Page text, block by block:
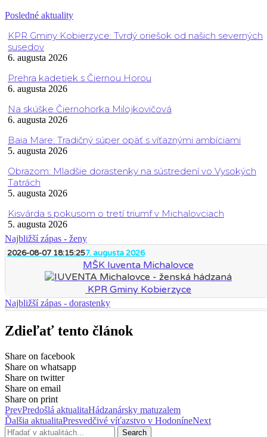
Posledné aktuality
KPR Gminy Kobierzyce: Tvrdý oriešok od našich severných
susedov
6. augusta 2026
Prehra kadetiek s Čiernou Horou
6. augusta 2026
Na skúške Čiernohorka Milojkovičová
6. augusta 2026
Baia Mare: Tradičný súper opäť s víťaznými ambíciami
5. augusta 2026
Obrazom: Mladšie dorastenky na sústredení vo Vysokých
Tatrách
5. augusta 2026
Kisvárda s pokusom o tretí triumf v Michalovciach
5. augusta 2026
Najbližší zápas - ženy
2026-08-07 18:15:257. augusta 2026
MŠK Iuventa Michalovce
KPR Gminy Kobierzyce
Najbližší zápas - dorastenky
Zdieľať tento článok
Share on facebook
Share on whatsapp
Share on twitter
Share on email
Share on print
PrevPredošlá aktualitaHádzanársky matuzalem
Ďalšia aktualitaPresvedčivé víťazstvo v HodoníneNext
Search